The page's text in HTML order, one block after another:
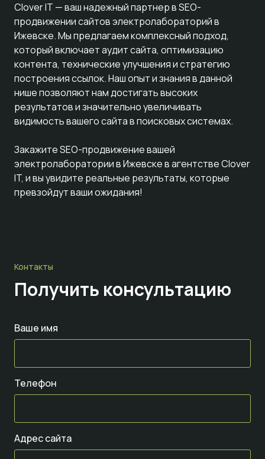
Clover IT — ваш надежный партнер в SEO-
продвижении сайтов электролабораторий в
Ижевске. Мы предлагаем комплексный подход,
который включает аудит сайта, оптимизацию
контента, технические улучшения и стратегию
построения ссылок. Наш опыт и знания в данной
нише позволяют нам достигать высоких
результатов и значительно увеличивать
видимость вашего сайта в поисковых системах.
Закажите SEO-продвижение вашей
электролаборатории в Ижевске в агентстве Clover
IT, и вы увидите реальные результаты, которые
превзойдут ваши ожидания!
Контакты
Получить консультацию
Ваше имя
Телефон
Адрес сайта